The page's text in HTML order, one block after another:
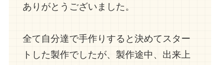
ありがとうございました。
全て自分達で手作りすると決めてスター
トした製作でしたが、製作途中、出来上